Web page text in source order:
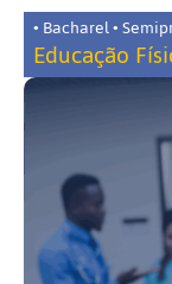
• Bacharel •
Educação